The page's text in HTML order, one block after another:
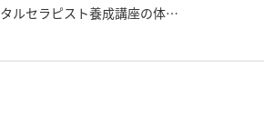
ルセラピスト養成講座の体…